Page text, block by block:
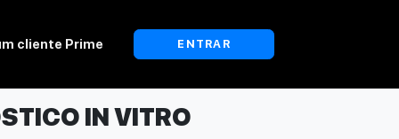
cliente Prime ENTRAR
IN VITRO